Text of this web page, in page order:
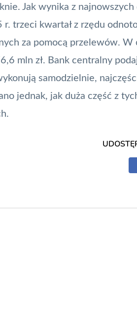
Jak wynika z najnowszych
trzeci kwartał z rzędu
za pomocą przelewów. W
mln zł. Bank centralny
samodzielnie,
jednak, jak duża część z